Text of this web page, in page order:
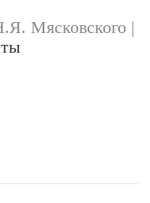
Мясковского |